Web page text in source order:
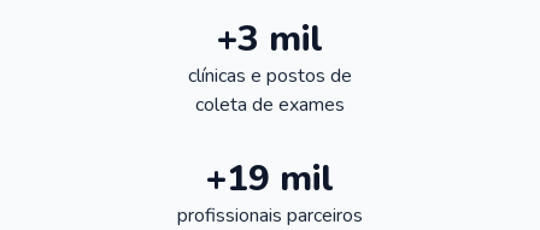
+3 mil
clínicas e postos de
coleta de exames
+19 mil
profissionais parceiros